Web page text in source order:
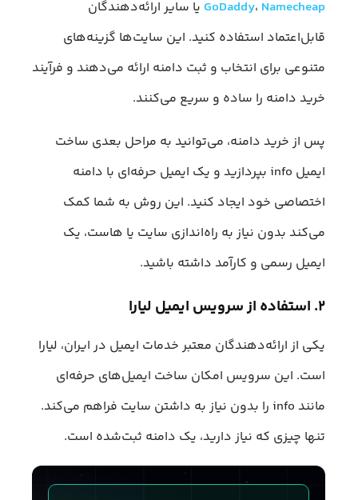
GoDaddy، Namecheap
یا سایر ارائه‌دهندگان
قابل‌اعتماد استفاده کنید. این سایت‌ها گزینه‌های
متنوعی برای انتخاب و ثبت دامنه ارائه می‌دهند و فرآیند
خرید دامنه را ساده و سریع می‌کنند.
پس از خرید دامنه، می‌توانید به مراحل بعدی ساخت
ایمیل info بپردازید و یک ایمیل حرفه‌ای با دامنه
اختصاصی خود ایجاد کنید. این روش به شما کمک
می‌کند بدون نیاز به راه‌اندازی سایت یا هاست، یک
ایمیل رسمی و کارآمد داشته باشید.
۲. استفاده از سرویس ایمیل لیارا
یکی از ارائه‌دهندگان معتبر خدمات ایمیل در ایران، لیارا
است. این سرویس امکان ساخت ایمیل‌های حرفه‌ای
مانند info را بدون نیاز به داشتن سایت فراهم می‌کند.
تنها چیزی که نیاز دارید، یک دامنه ثبت‌شده است.